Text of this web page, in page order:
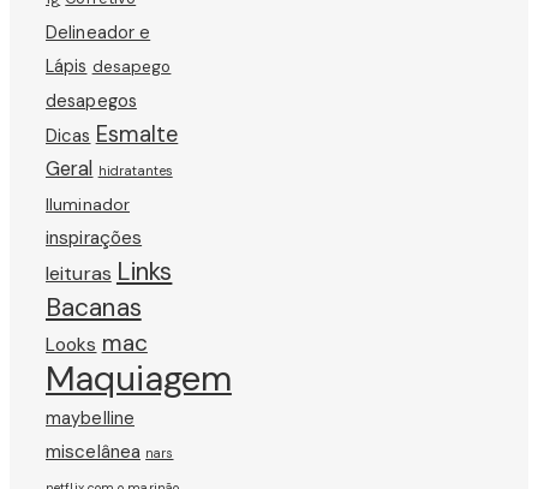
Delineador e
Lápis desapego
desapegos
Dicas Esmalte
Geral hidratantes
Iluminador
inspirações
leituras Links
Bacanas
Looks mac
Maquiagem
maybelline
miscelânea nars